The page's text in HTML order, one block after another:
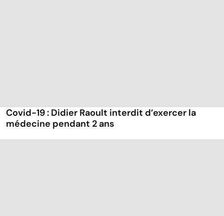
Covid-19 : Didier Raoult interdit d’exercer la
médecine pendant 2 ans